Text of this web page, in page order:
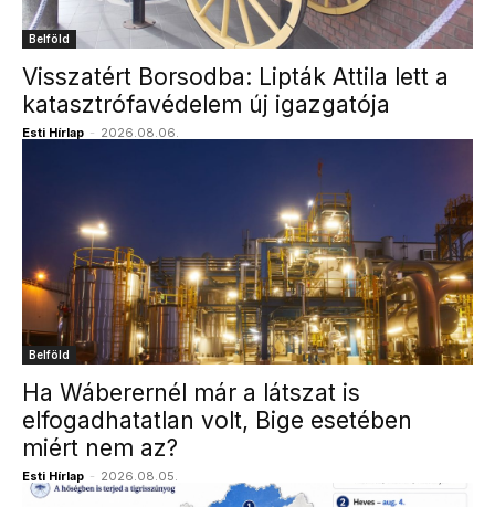
Belföld
Visszatért Borsodba: Lipták Attila lett a
katasztrófavédelem új igazgatója
Esti Hírlap - 2026.08.06.
Belföld
Ha Wáberernél már a látszat is
elfogadhatatlan volt, Bige esetében
miért nem az?
Esti Hírlap - 2026.08.05.